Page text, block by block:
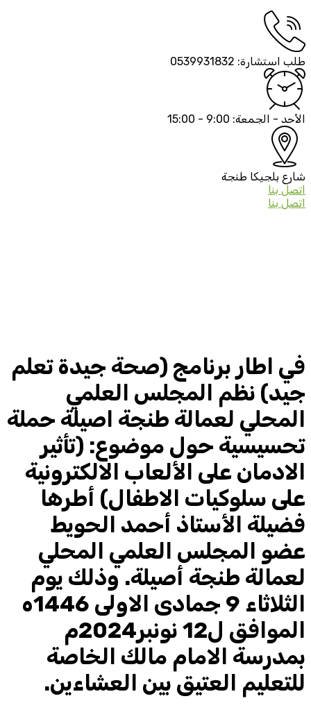
طلب استشارة: 0539931832
الأحد - الجمعة: 9:00 - 15:00
شارع بلجيكا طنجة
اتصل بنا
اتصل بنا
في اطار برنامج (صحة جيدة تعلم
جيد) نظم المجلس العلمي
المحلي لعمالة طنجة اصيلة حملة
تحسيسية حول موضوع: (تأثير
الادمان على الألعاب الالكترونية
على سلوكيات الاطفال) أطرها
فضيلة الأستاذ أحمد الحويط
عضو المجلس العلمي المحلي
لعمالة طنجة أصيلة. وذلك يوم
الثلاثاء 9 جمادى الاولى 1446ه
الموافق ل12 نونبر2024م
بمدرسة الامام مالك الخاصة
للتعليم العتيق بين العشاءين.